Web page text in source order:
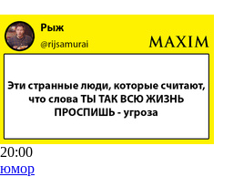
20:00
юмор